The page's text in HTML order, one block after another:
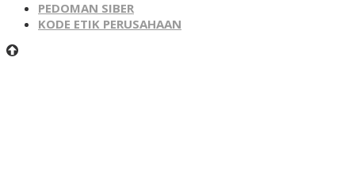
PEDOMAN SIBER
KODE ETIK PERUSAHAAN